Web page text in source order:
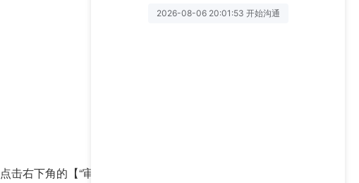
右下角的【“审核”页面】链接，导航至“审核”页面；